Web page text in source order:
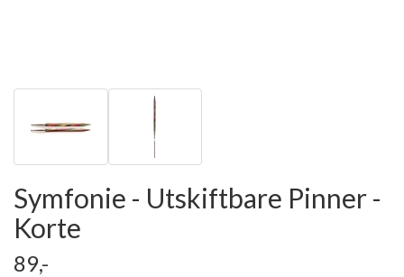
Symfonie - Utskiftbare Pinner -
Korte
89,-